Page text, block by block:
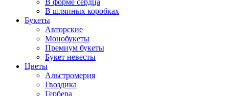
В форме сердца
В шляпных коробках
Букеты
Авторские
Монобукеты
Премиум букеты
Букет невесты
Цветы
Альстромерия
Гвоздика
Гербера